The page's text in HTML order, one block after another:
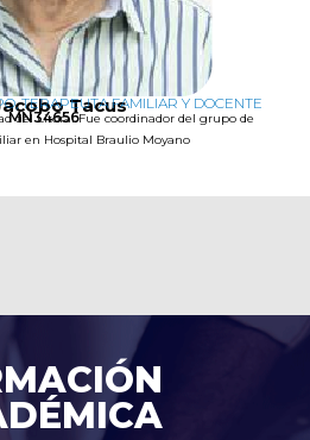
Tacus
TERAPEUTA FAMILIAR Y DOCENTE
MN34656
del Litoral Fue coordinador del grupo de
en Hospital Braulio Moyano